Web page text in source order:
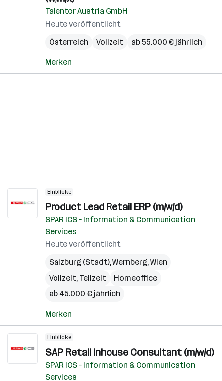
Talentor Austria GmbH
Heute veröffentlicht
Österreich
Vollzeit ab 55.000 € jährlich
Merken
Einblicke
Product Lead Retail ERP (m/w/d)
SPAR ICS – Information & Communication
Services
Heute veröffentlicht
Salzburg (Stadt),Wernberg,Wien
Vollzeit, Teilzeit
Homeoffice
ab 45.000 € jährlich
Merken
Einblicke
SAP Retail Inhouse Consultant (m/w/d)
SPAR ICS – Information & Communication
Services